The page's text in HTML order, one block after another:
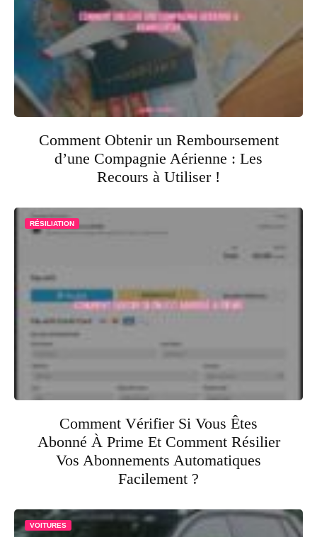
Comment Obtenir un Remboursement
d’une Compagnie Aérienne : Les
Recours à Utiliser !
RÉSILIATION
Comment Vérifier Si Vous Êtes
Abonné À Prime Et Comment Résilier
Vos Abonnements Automatiques
Facilement ?
VOITURES